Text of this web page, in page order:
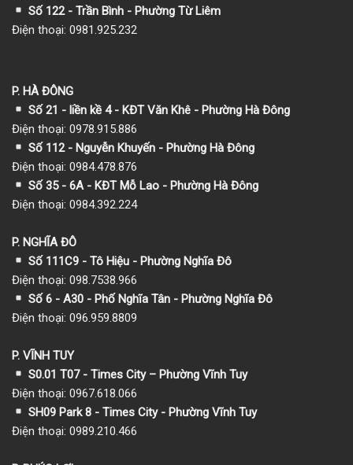
Số 122 - Trần Bình - Phường Từ Liêm
Điện thoại: 0981.925.232
P. HÀ ĐÔNG
Số 21 - liền kề 4 - KĐT Văn Khê - Phường Hà Đông
Điện thoại: 0978.915.886
Số 112 - Nguyễn Khuyến - Phường Hà Đông
Điện thoại: 0984.478.876
Số 35 - 6A - KĐT Mỗ Lao - Phường Hà Đông
Điện thoại: 0984.392.224
P. NGHĨA ĐÔ
Số 111C9 - Tô Hiệu - Phường Nghĩa Đô
Điện thoại: 098.7538.966
Số 6 - A30 - Phố Nghĩa Tân - Phường Nghĩa Đô
Điện thoại: 096.959.8809
P. VĨNH TUY
S0.01 T07 - Times City – Phường Vĩnh Tuy
Điện thoại: 0967.618.066
SH09 Park 8 - Times City - Phường Vĩnh Tuy
Điện thoại: 0989.210.466